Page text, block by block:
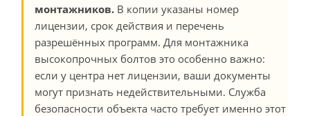
монтажников. В копии указаны номер
лицензии, срок действия и перечень
разрешённых программ. Для монтажника
высокопрочных болтов это особенно важно:
если у центра нет лицензии, ваши документы
могут признать недействительными. Служба
безопасности объекта часто требует именно этот